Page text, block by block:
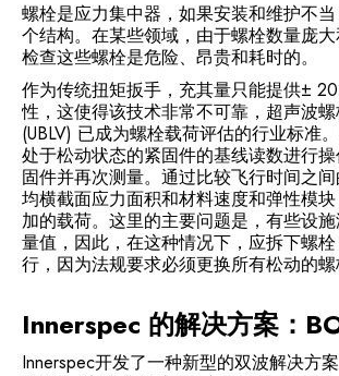
螺栓是应力集中器，如果安装和维护不
个结构。在某些领域，由于螺栓数量庞
检查这些螺栓是危险、昂贵和耗时的。
作为传统扭矩扳手，充其量只能提供±
性，这使得该技术非常不可靠，超声波
(UBLV) 已成为螺栓载荷评估的行业标准
处于松动状态的紧固件的基线读数进行
固件并再次测量。通过比较飞行时间之
均横截面应力面积和材料速度和弹性模
加的载荷。这里的主要问题是，有些设
量值，因此，在这种情况下，应拆下螺
行，因为法规要求必须更换所有松动的螺
Innerspec 的解决方案：
Innerspec开发了一种新型的双波解决方